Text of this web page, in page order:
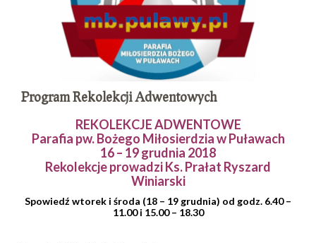
Program Rekolekcji Adwentowych
REKOLEKCJE ADWENTOWE
Parafia pw. Bożego Miłosierdzia w Puławach
16 – 19 grudnia 2018
Rekolekcje prowadzi Ks. Prałat Ryszard
Winiarski
Spowiedź wtorek i środa (18 – 19 grudnia) od godz. 6.40 –
11.00 i 15.00 – 18.30